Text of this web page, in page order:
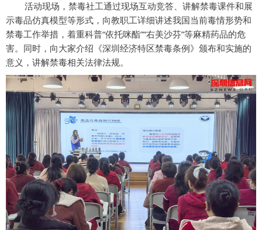
活动现场，禁毒社工通过现场互动竞答、讲解禁毒课件和展
示毒品仿真模型等形式，向教职工详细讲述我国当前毒情形势和
禁毒工作举措，着重科普“依托咪酯”“右美沙芬”等麻精药品的危
害。同时，向大家介绍《深圳经济特区禁毒条例》颁布和实施的
意义，讲解禁毒相关法律法规。